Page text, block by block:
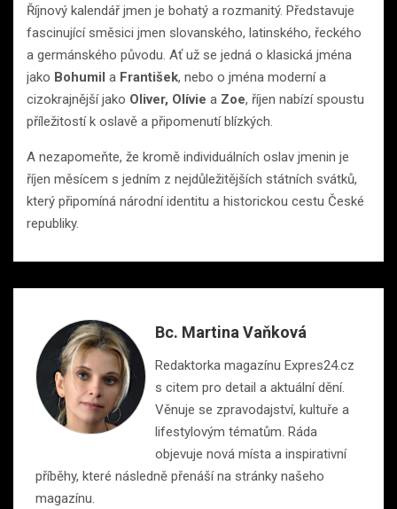
Říjnový kalendář jmen je bohatý a rozmanitý. Představuje
fascinující směsici jmen slovanského, latinského, řeckého
a germánského původu. Ať už se jedná o klasická jména
jako Bohumil a František, nebo o jména moderní a
cizokrajnější jako Oliver, Olívie a Zoe, říjen nabízí spoustu
příležitostí k oslavě a připomenutí blízkých.
A nezapomeňte, že kromě individuálních oslav jmenin je
říjen měsícem s jedním z nejdůležitějších státních svátků,
který připomíná národní identitu a historickou cestu České
republiky.
Bc. Martina Vaňková
Redaktorka magazínu Expres24.cz
s citem pro detail a aktuální dění.
Věnuje se zpravodajství, kultuře a
lifestylovým tématům. Ráda
objevuje nová místa a inspirativní
příběhy, které následně přenáší na stránky našeho
magazínu.